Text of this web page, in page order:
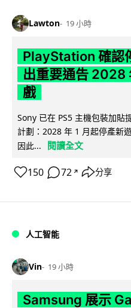
Lawton 19 小時
PlayStation 確認
出重要通告 2028
戲
Sony 已在 PS5 主機包裝加貼
計劃：2028 年 1 月起停產新
因此...
閱讀全文
150 72 ↗ 分享
人工智能
Vin 19 小時
Samsung 展示